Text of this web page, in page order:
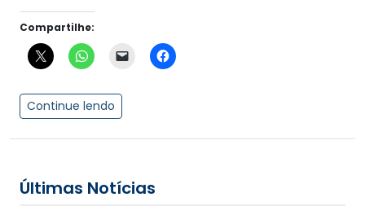
Compartilhe:
Continue lendo
Últimas Notícias